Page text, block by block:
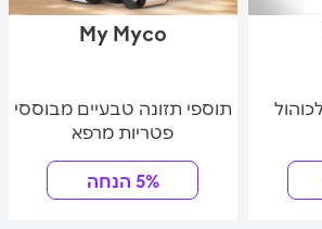
My Myco
תוספי תזונה טבעיים מבוססי
פטריות מרפא
5% הנחה